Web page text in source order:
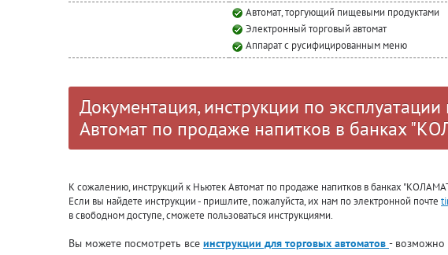
Автомат, торгующий пищевыми продуктами
Электронный торговый автомат
Аппарат с русифицированным меню
Документация, инструкции по эксплуатации
Автомат по продаже напитков в банках
К сожалению, инструкций к Ньютек Автомат по продаже напитков в банках
Если вы найдете инструкции - пришлите, пожалуйста, их нам по электронной почте
в свободном доступе, сможете пользоваться инструкциями.
Вы можете посмотреть все инструкции для торговых автоматов - возможно